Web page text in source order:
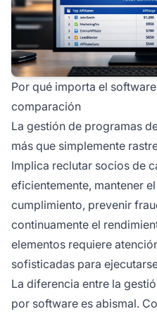
Por qué importa el
comparación
La gestión de programas
más que simplemente
Implica reclutar socios de
eficientemente, mantener
cumplimiento, prevenir
continuamente el
elementos requiere
sofisticadas para
La diferencia entre la
por software es abismal.